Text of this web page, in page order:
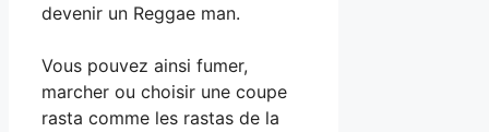
devenir un Reggae man.
Vous pouvez ainsi fumer,
marcher ou choisir une coupe
rasta comme les rastas de la